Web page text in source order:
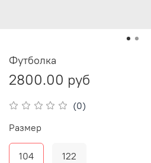
(0)
Футболка
2800.00 руб
Размер
104 122